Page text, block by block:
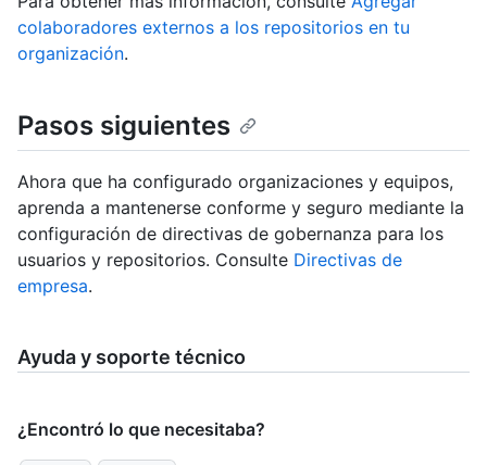
colaboradores externos a los repositorios en tu
organización.
Pasos siguientes
Ahora que ha configurado organizaciones y equipos,
aprenda a mantenerse conforme y seguro mediante la
configuración de directivas de gobernanza para los
usuarios y repositorios. Consulte Directivas de
empresa.
Ayuda y soporte técnico
¿Encontró lo que necesitaba?